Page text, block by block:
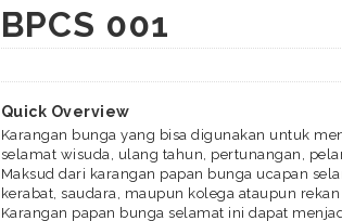
BPCS 001
Quick Overview
Karangan bunga yang bisa digunakan untuk
selamat wisuda, ulang tahun, pertunangan,
Maksud dari karangan papan bunga ucapan
kerabat, saudara, maupun kolega ataupun rekan
Karangan papan bunga selamat ini dapat